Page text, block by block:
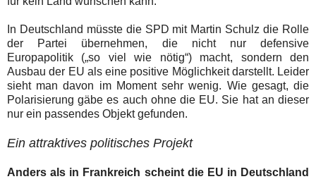
In Deutschland müsste die SPD mit Martin Schulz die Rolle
der Partei übernehmen, die nicht nur defensive
Europapolitik („so viel wie nötig“) macht, sondern den
Ausbau der EU als eine positive Möglichkeit darstellt. Leider
sieht man davon im Moment sehr wenig. Wie gesagt, die
Polarisierung gäbe es auch ohne die EU. Sie hat an dieser
nur ein passendes Objekt gefunden.
Ein attraktives politisches Projekt
Anders als in Frankreich scheint die EU in Deutschland